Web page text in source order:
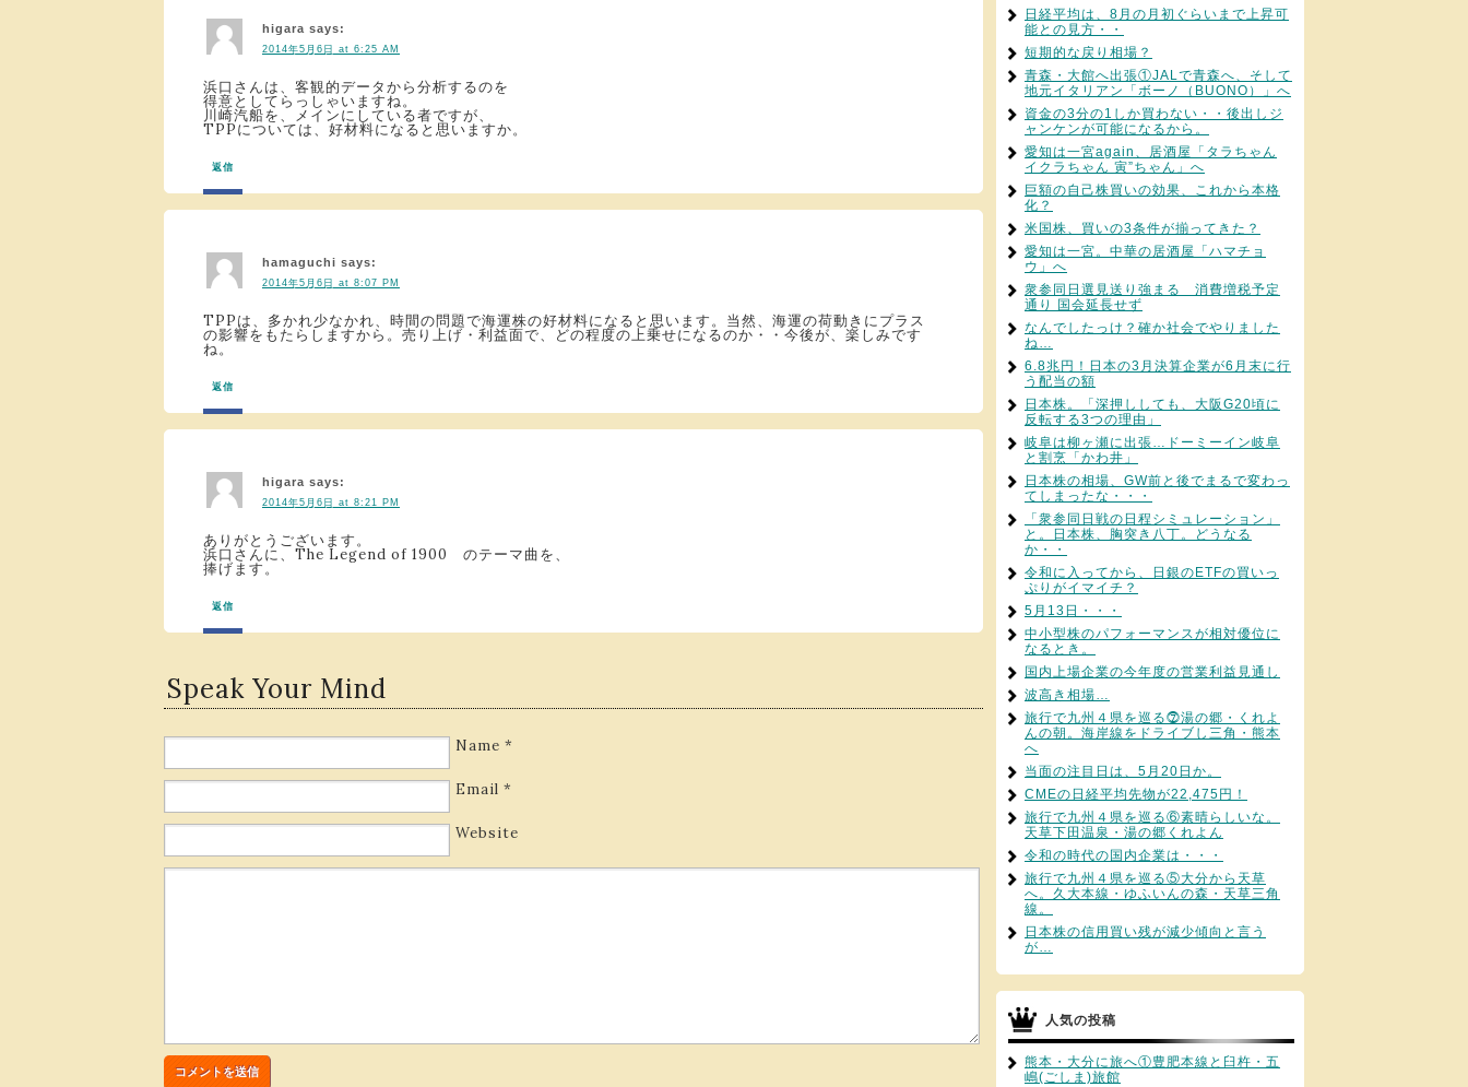
higara says:
2014年5月6日 at 6:25 AM
浜口さんは、客観的データから分析するのを
得意としてらっしゃいますね。
川崎汽船を、メインにしている者ですが、
TPPについては、好材料になると思いますか。
返信
hamaguchi says:
2014年5月6日 at 8:07 PM
TPPは、多かれ少なかれ、時間の問題で海運株の好材料になると思います。当然、海運の荷動きにプラス
の影響をもたらしますから。売り上げ・利益面で、どの程度の上乗せになるのか・・今後が、楽しみです
ね。
返信
higara says:
2014年5月6日 at 8:21 PM
ありがとうございます。
浜口さんに、The Legend of 1900 のテーマ曲を、
捧げます。
返信
Speak Your Mind
Name *
Email *
Website
日経平均は、8月の月初ぐらいまで上昇可
能との見方・・
短期的な戻り相場？
青森・大館へ出張①JALで青森へ、そして
地元イタリアン「ボーノ（BUONO）」へ
資金の3分の1しか買わない・・後出しジ
ャンケンが可能になるから。
愛知は一宮again、居酒屋「タラちゃん
イクラちゃん 寅”ちゃん」へ
巨額の自己株買いの効果、これから本格
化？
米国株、買いの3条件が揃ってきた？
愛知は一宮。中華の居酒屋「ハマチョ
ウ」へ
衆参同日選見送り強まる 消費増税予定
通り 国会延長せず
なんでしたっけ？確か社会でやりました
ね…
6.8兆円！日本の3月決算企業が6月末に行
う配当の額
日本株。「深押ししても、大阪G20頃に
反転する3つの理由」
岐阜は柳ヶ瀬に出張…ドーミーイン岐阜
と割烹「かわ井」
日本株の相場、GW前と後でまるで変わっ
てしまったな・・・
「衆参同日戦の日程シミュレーション」
と。日本株、胸突き八丁。どうなる
か・・
令和に入ってから、日銀のETFの買いっ
ぷりがイマイチ？
5月13日・・・
中小型株のパフォーマンスが相対優位に
なるとき。
国内上場企業の今年度の営業利益見通し
波高き相場…
旅行で九州４県を巡る⓻湯の郷・くれよ
んの朝。海岸線をドライブし三角・熊本
へ
当面の注目日は、5月20日か。
CMEの日経平均先物が22,475円！
旅行で九州４県を巡る⑥素晴らしいな。
天草下田温泉・湯の郷くれよん
令和の時代の国内企業は・・・
旅行で九州４県を巡る⑤大分から天草
へ。久大本線・ゆふいんの森・天草三角
線。
日本株の信用買い残が減少傾向と言う
が…
人気の投稿
熊本・大分に旅へ①豊肥本線と臼杵・五
嶋(ごしま)旅館